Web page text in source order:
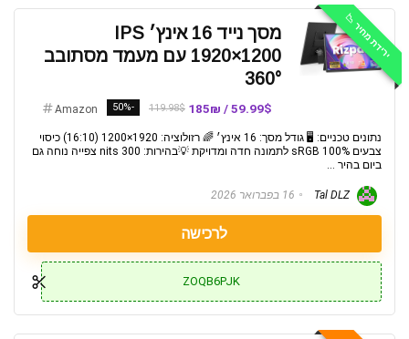
ירידת מחיר 📉
מסך נייד 16 אינץ׳ IPS
1920×1200 עם מעמד מסתובב
360°
59.99$ / 185₪
119.98$
-50%
Amazon
נתונים טכניים: 🖥️ גודל מסך: 16 אינץ׳ 🌈 רזולוציה: 1920×1200 (16:10) כיסוי
צבעים sRGB 100% לתמונה חדה ומדויקת 💡בהירות: 300 nits צפייה נוחה גם
ביום בהיר ...
Tal DLZ 16 בפברואר 2026
לרכישה
ZOQB6PJK